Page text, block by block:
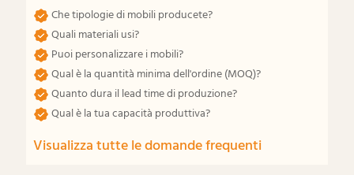
Che tipologie di mobili producete?
Quali materiali usi?
Puoi personalizzare i mobili?
Qual è la quantità minima dell'ordine (MOQ)?
Quanto dura il lead time di produzione?
Qual è la tua capacità produttiva?
Visualizza tutte le domande frequenti